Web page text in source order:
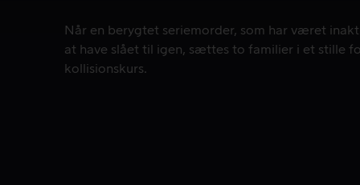
Når en berygtet seriemorder, som har været
Når en berygtet seriemorder, som har været
at have slået til igen, sættes to familier i et stille
kollisionskurs.